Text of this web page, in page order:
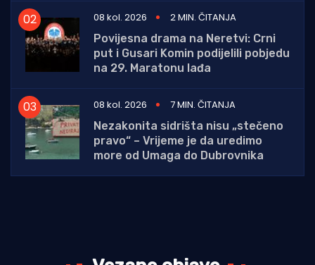
08 kol. 2026
2 MIN. ČITANJA
Povijesna drama na Neretvi: Crni
put i Gusari Komin podijelili pobjedu
na 29. Maratonu lađa
08 kol. 2026
7 MIN. ČITANJA
Nezakonita sidrišta nisu „stečeno
pravo“ – Vrijeme je da uredimo
more od Umaga do Dubrovnika